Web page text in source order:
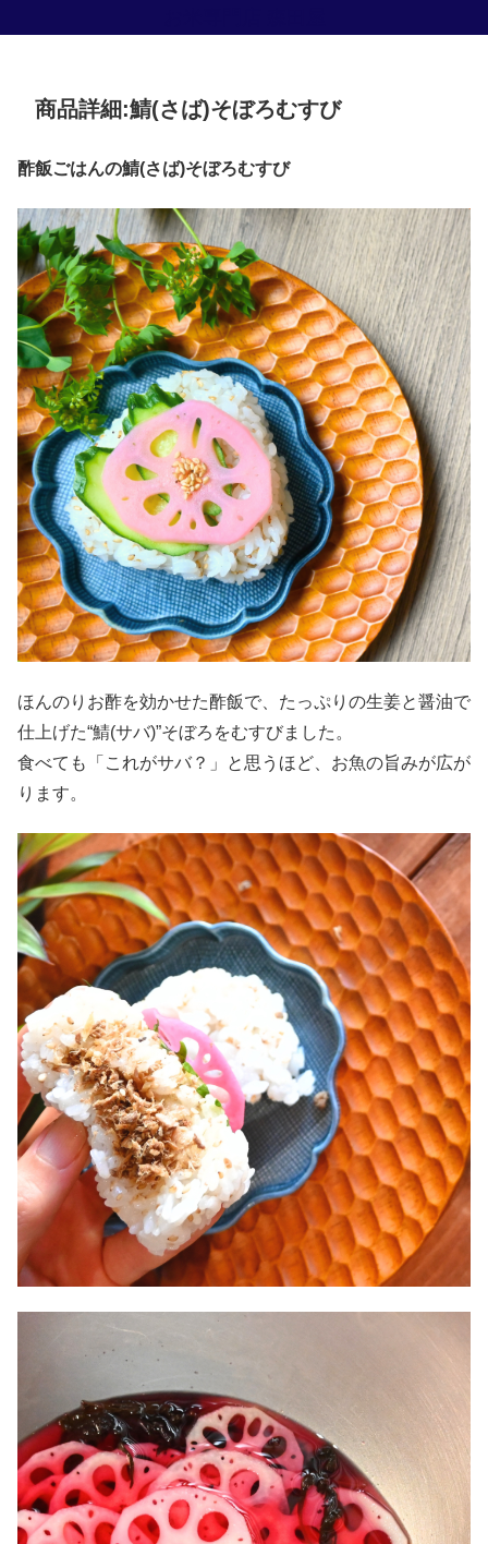
商品詳細:鯖(さば)そぼろむすび
酢飯ごはんの鯖(さば)そぼろむすび
ほんのりお酢を効かせた酢飯で、たっぷりの生姜と醤油で
仕上げた“鯖(サバ)”そぼろをむすびました。
食べても「これがサバ？」と思うほど、お魚の旨みが広が
ります。